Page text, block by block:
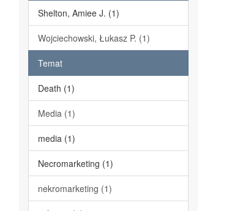
Shelton, Amiee J. (1)
Wojciechowski, Łukasz P. (1)
Temat
Death (1)
Media (1)
media (1)
Necromarketing (1)
nekromarketing (1)